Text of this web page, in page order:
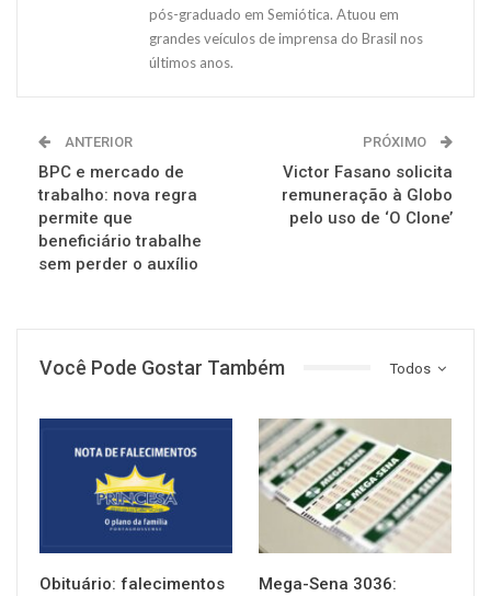
pós-graduado em Semiótica. Atuou em
grandes veículos de imprensa do Brasil nos
últimos anos.
ANTERIOR
BPC e mercado de
trabalho: nova regra
permite que
beneficiário trabalhe
sem perder o auxílio
PRÓXIMO
Victor Fasano solicita
remuneração à Globo
pelo uso de ‘O Clone’
Todos
Você Pode Gostar Também
Obituário: falecimentos
NOTÍCIAS
Mega-Sena 3036: